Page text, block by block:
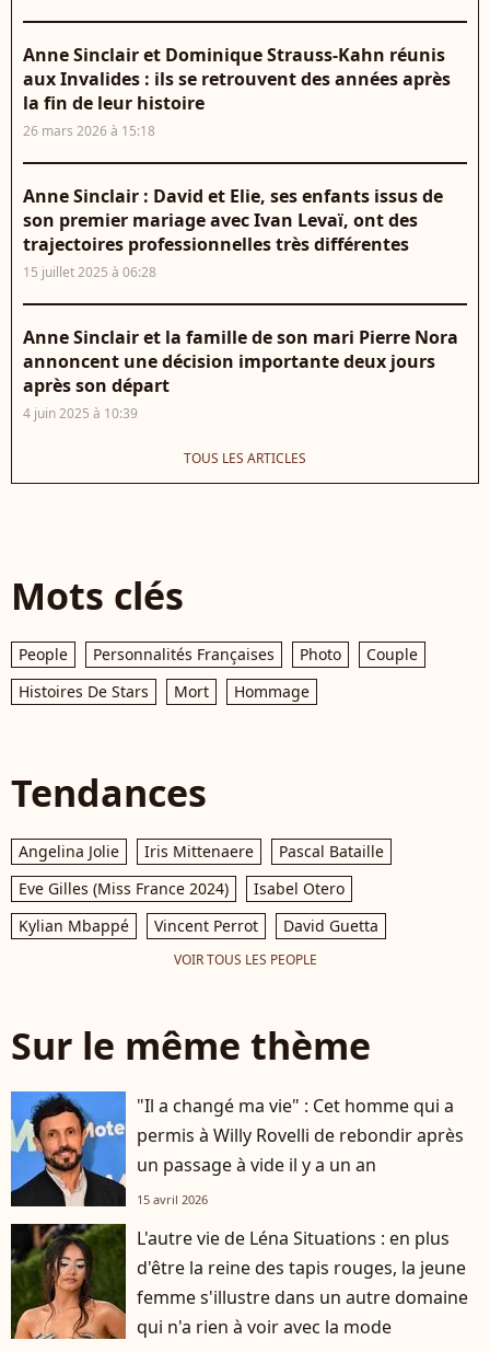
Anne Sinclair et Dominique Strauss-Kahn réunis
aux Invalides : ils se retrouvent des années après
la fin de leur histoire
26 mars 2026 à 15:18
Anne Sinclair : David et Elie, ses enfants issus de
son premier mariage avec Ivan Levaï, ont des
trajectoires professionnelles très différentes
15 juillet 2025 à 06:28
Anne Sinclair et la famille de son mari Pierre Nora
annoncent une décision importante deux jours
après son départ
4 juin 2025 à 10:39
TOUS LES ARTICLES
Mots clés
People Personnalités Françaises Photo
Couple
Histoires De Stars
Mort Hommage
Tendances
Angelina Jolie Iris Mittenaere
Pascal Bataille
Eve Gilles (Miss France 2024)
Isabel Otero
Kylian Mbappé
Vincent Perrot David Guetta
VOIR TOUS LES PEOPLE
Sur le même thème
"Il a changé ma vie" : Cet homme qui a
permis à Willy Rovelli de rebondir après
un passage à vide il y a un an
15 avril 2026
L'autre vie de Léna Situations : en plus
d'être la reine des tapis rouges, la jeune
femme s'illustre dans un autre domaine
qui n'a rien à voir avec la mode